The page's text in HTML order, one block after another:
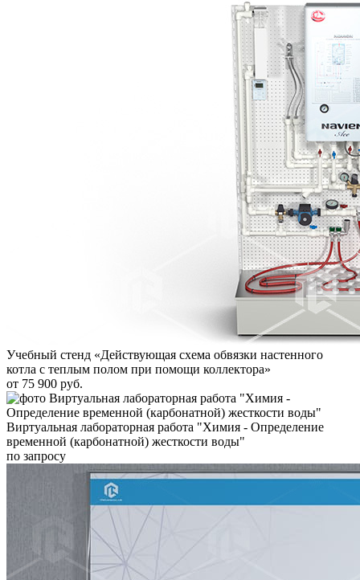
Учебный стенд «Действующая схема обвязки настенного
котла с теплым полом при помощи коллектора»
от 75 900 руб.
Виртуальная лабораторная работа "Химия - Определение
временной (карбонатной) жесткости воды"
по запросу